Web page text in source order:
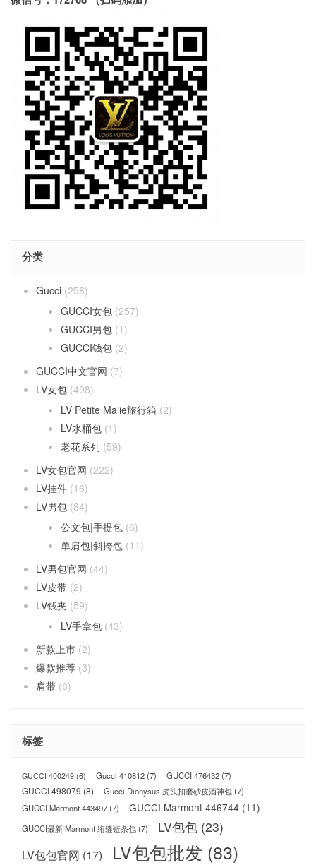
分类
Gucci (258)
GUCCI女包 (257)
GUCCI男包 (1)
GUCCI钱包 (2)
GUCCI中文官网 (7)
LV女包 (498)
LV Petite Maiie旅行箱 (2)
LV水桶包 (1)
老花系列 (59)
LV女包官网 (222)
LV挂件 (16)
LV男包 (84)
公文包|手提包 (6)
单肩包|斜挎包 (11)
LV男包官网 (44)
LV皮带 (2)
LV钱夹 (59)
LV手拿包 (43)
新款上市 (2)
爆款推荐 (3)
肩带 (8)
标签
GUCCI 400249 (6) Gucci 410812(7) GUCCI 476432(7)
GUCCI 498079 (8) Gucci Dionysus 虎头扣磨砂皮酒神包(7)
GUCCI Marmont 443497(7) GUCCI Marmont 446744 (11)
GUCCI最新 Marmont 绗缝链条包(7) LV包包 (23)
LV包包官网 (17) LV包包批发 (83)